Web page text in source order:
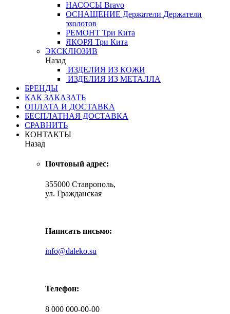
НАСОСЫ Bravo
ОСНАЩЕНИЕ Держатели Держатели
эхолотов
РЕМОНТ Три Кита
ЯКОРЯ Три Кита
ЭКСКЛЮЗИВ
Назад
ИЗДЕЛИЯ ИЗ КОЖИ
ИЗДЕЛИЯ ИЗ МЕТАЛЛА
БРЕНДЫ
КАК ЗАКАЗАТЬ
ОПЛАТА И ДОСТАВКА
БЕСПЛАТНАЯ ДОСТАВКА
СРАВНИТЬ
КОНТАКТЫ
Назад
Почтовый адрес:
355000 Ставрополь,
ул. Гражданская
Написать письмо:
info@daleko.su
Телефон:
8 000 000-00-00